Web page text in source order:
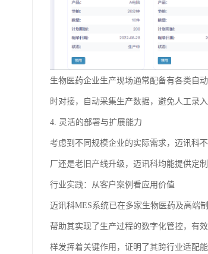
生物医药企业生产现场通常配备有各类自
时对接，自动采集生产数据，避免人工录
4. 灵活的部署与扩展能力
考虑到不同规模企业的实际需求，迈讯科
厂还是老旧产线升级，迈讯科均能提供定
行业实践：从客户案例看应用价值
迈讯科MES系统已在多家生物医药及高端
帮助其实现了生产过程的数字化管控，有
样发挥着关键作用，证明了其跨行业适配能